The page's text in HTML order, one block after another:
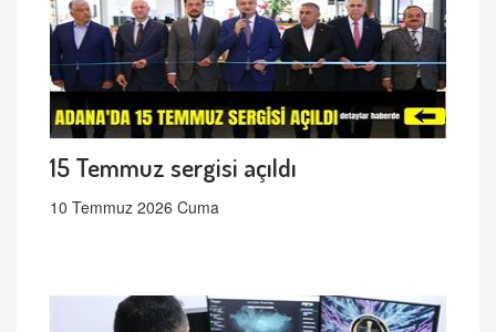
15 Temmuz sergisi açıldı
10 Temmuz 2026 Cuma